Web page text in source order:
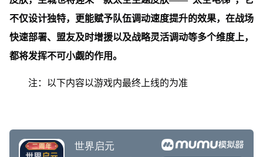
不仅设计独特，更能赋予队伍调动速度提升的效果，在战场
快速部署、盟友及时增援以及战略灵活调动等多个维度上，
都将发挥不可小觑的作用。
注：以下内容以游戏内最终上线的为准